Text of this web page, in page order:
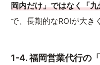
岡内だけ」ではなく「
で、長期的なROIが大き
1-4. 福岡営業代行の